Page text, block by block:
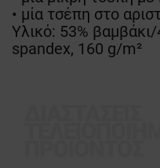
• μία τσέπη στο
Υλικό: 53%
spandex, 160 g/m²